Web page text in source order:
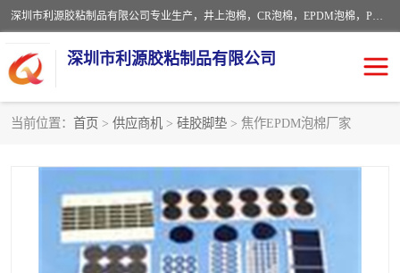
深圳市利源胶粘制品有限公司专业生产，井上泡棉，CR泡棉，EPDM泡棉，PORON泡棉厚度剖切，公差正负0.1mm，硅胶条，脚垫，异形一次成型，雕刻EVA海绵；包装材料:精密仪器、医疗器具、运输时缓冲、防震材料。建筑:住房装潢材料、房屋门窗密封；轻便、强韧性：轻便并且具有较强的韧性，良好的耐油性与耐溶剂性。隔热性：导热性低具有优越的保温性，具有的回弹性。
深圳市利源胶粘制品有限公司
当前位置： 首页 > 供应商机 > 硅胶脚垫 > 焦作EPDM泡棉厂家
PORON泡棉 防火海绵
EVA珍珠棉异形 硅胶脚垫